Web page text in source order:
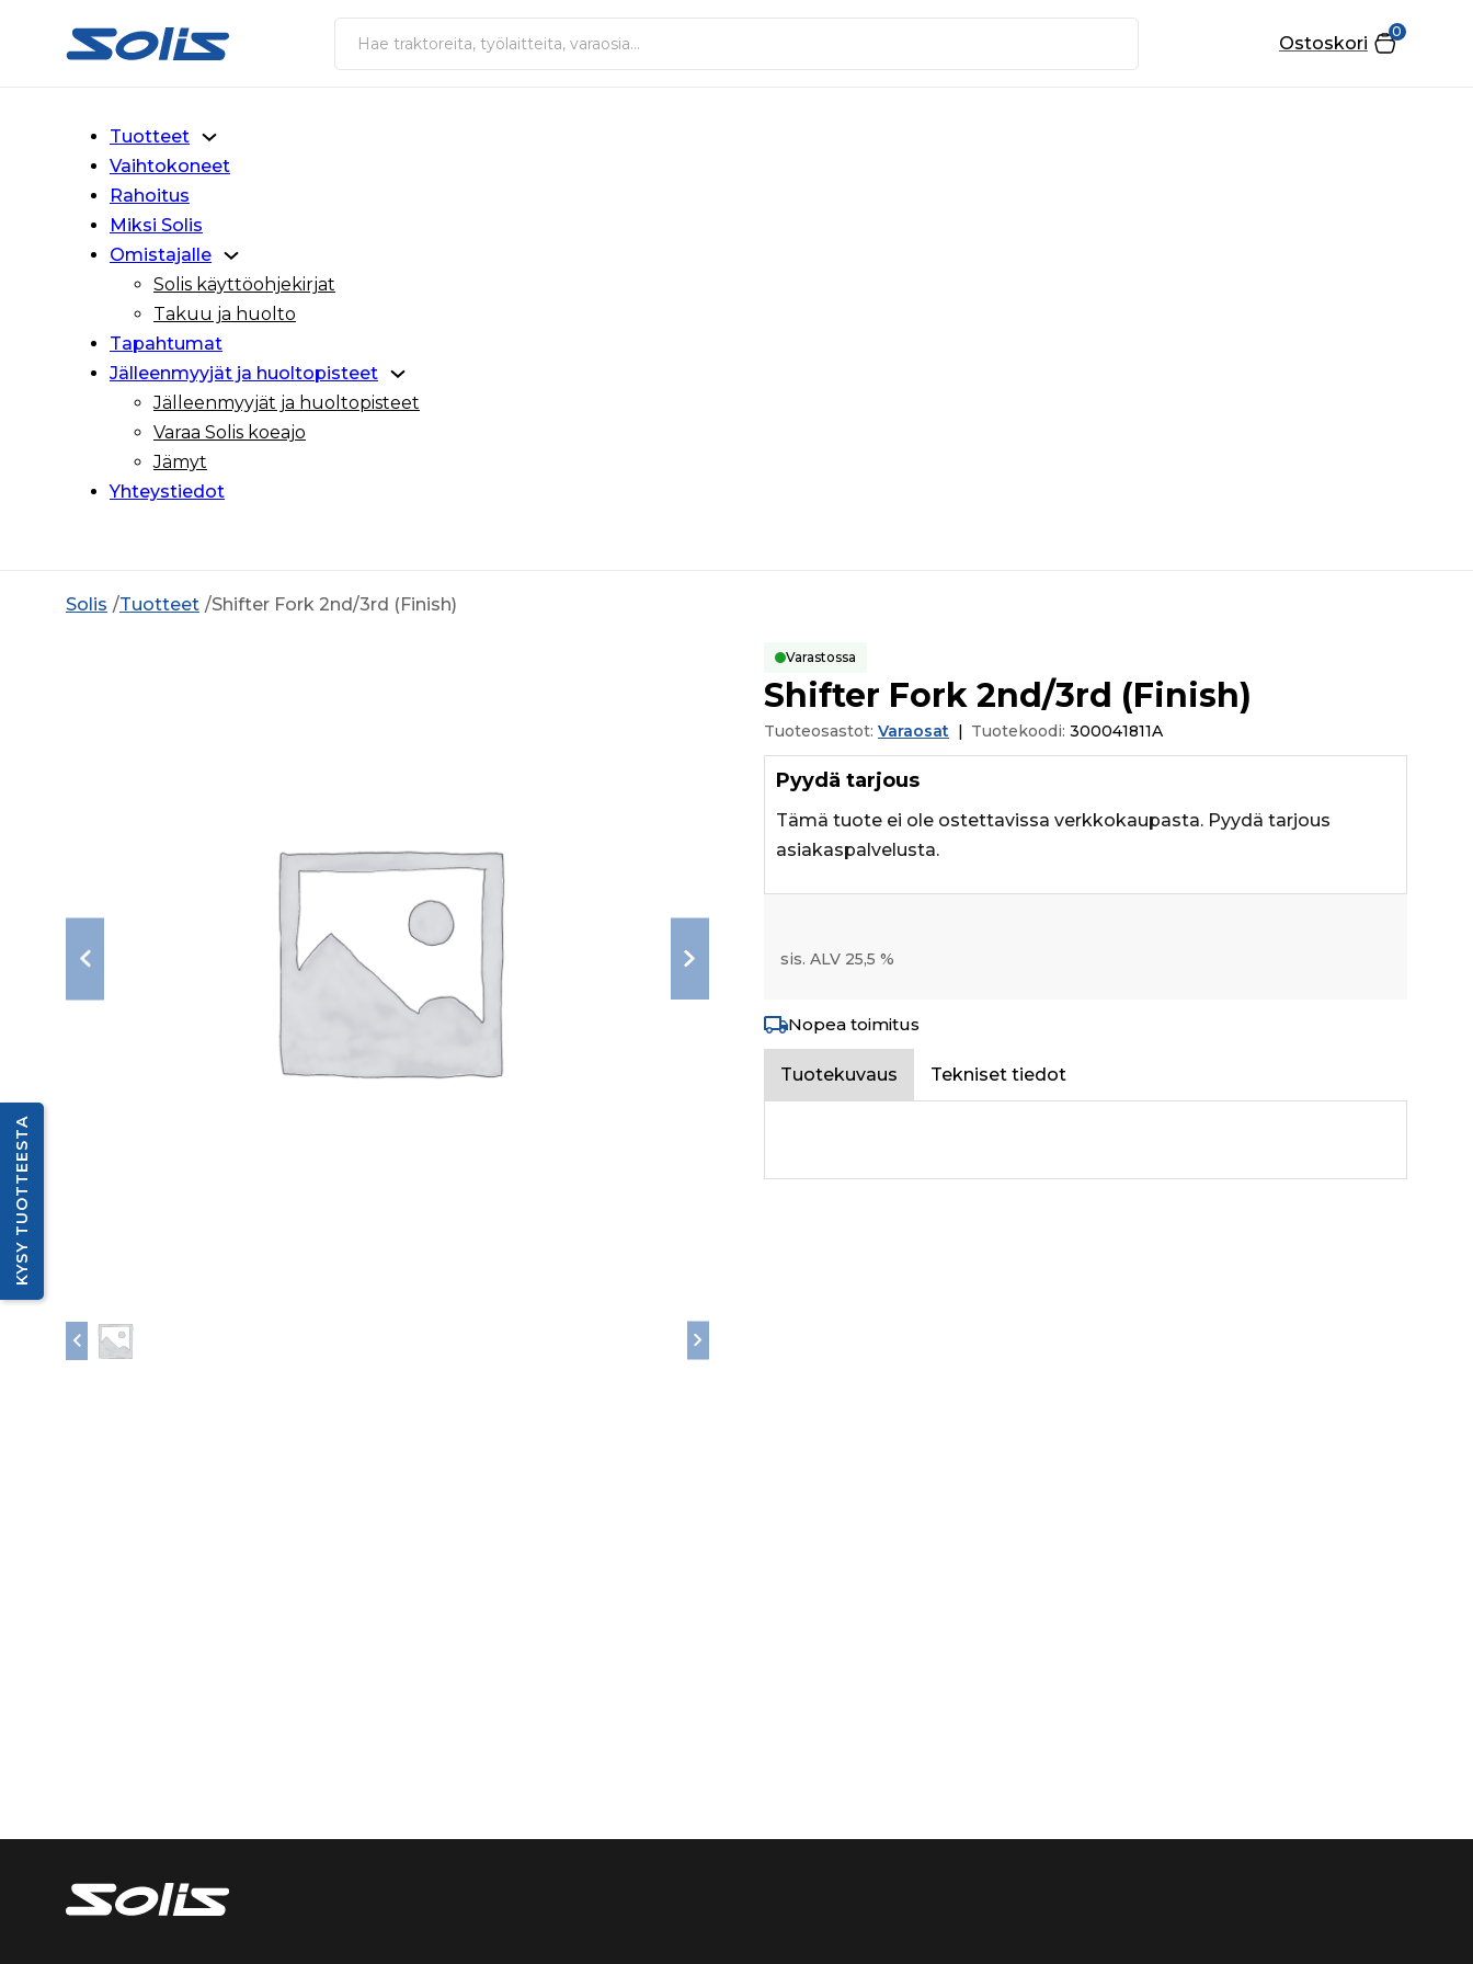
Siirry pääsisältöön
Siirry alatunnisteeseen
Haku
0
Ostoskori
Tuotteet
Vaihtokoneet
Rahoitus
Miksi Solis
Omistajalle
Solis käyttöohjekirjat
Takuu ja huolto
Tapahtumat
Jälleenmyyjät ja huoltopisteet
Jälleenmyyjät ja huoltopisteet
Varaa Solis koeajo
Jämyt
Yhteystiedot
Solis Tuotteet Shifter Fork 2nd/3rd (Finish)
Varastossa
Shifter Fork 2nd/3rd (Finish)
Tuoteosastot: Varaosat | Tuotekoodi: 300041811A
Pyydä tarjous
Tämä tuote ei ole ostettavissa verkkokaupasta. Pyydä tarjous
asiakaspalvelusta.
sis. ALV 25,5 %
Nopea toimitus
Tuotekuvaus Tekniset tiedot
KYSY TUOTTEESTA